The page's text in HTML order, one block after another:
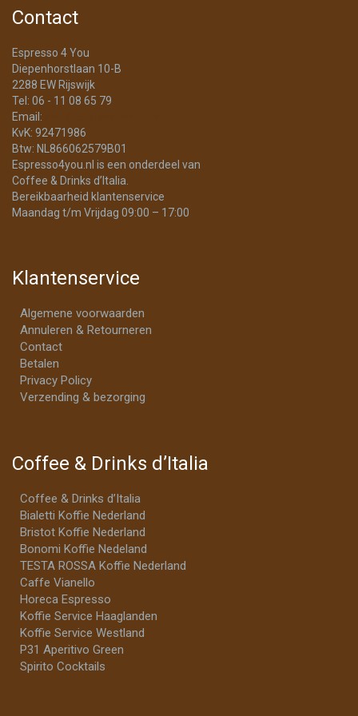
Contact
Espresso 4 You
Diepenhorstlaan 10-B
2288 EW Rijswijk
Tel: 06 - 11 08 65 79
Email:
KvK: 92471986
Btw: NL866062579B01
Espresso4you.nl is een onderdeel van
Coffee & Drinks d’Italia.
Bereikbaarheid klantenservice
Maandag t/m Vrijdag 09:00 – 17:00
Klantenservice
Algemene voorwaarden
Annuleren & Retourneren
Contact
Betalen
Privacy Policy
Verzending & bezorging
Coffee & Drinks d’Italia
Coffee & Drinks d’Italia
Bialetti Koffie Nederland
Bristot Koffie Nederland
Bonomi Koffie Nedeland
TESTA ROSSA Koffie Nederland
Caffe Vianello
Horeca Espresso
Koffie Service Haaglanden
Koffie Service Westland
P31 Aperitivo Green
Spirito Cocktails